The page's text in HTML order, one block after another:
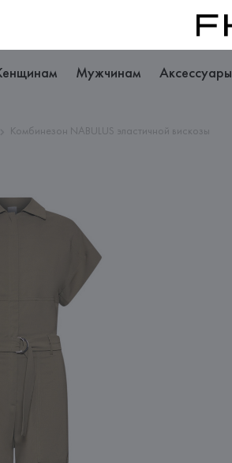
Мужчинам Аксессуары
Комбинезон NABULUS эластичной вискозы